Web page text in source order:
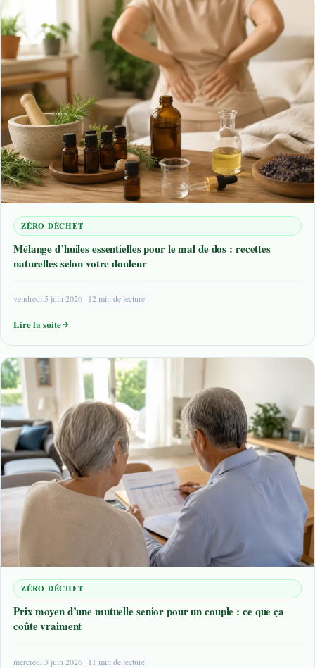
ZÉRO DÉCHET
Mélange d’huiles essentielles pour le mal de dos : recettes
naturelles selon votre douleur
vendredi 5 juin 2026 12 min de lecture
Lire la suite
ZÉRO DÉCHET
Prix moyen d’une mutuelle senior pour un couple : ce que ça
coûte vraiment
mercredi 3 juin 2026 11 min de lecture